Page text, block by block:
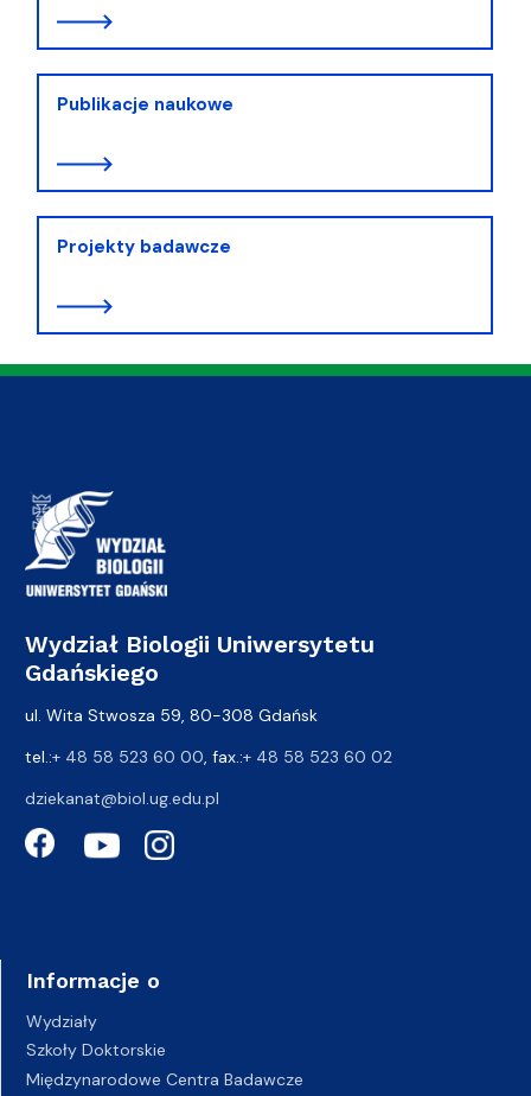
Publikacje naukowe
Projekty badawcze
Wydział Biologii Uniwersytetu
Gdańskiego
ul. Wita Stwosza 59, 80-308 Gdańsk
tel.:+ 48 58 523 60 00, fax.:+ 48 58 523 60 02
dziekanat@biol.ug.edu.pl
Informacje o
Wydziały
Szkoły Doktorskie
Międzynarodowe Centra Badawcze